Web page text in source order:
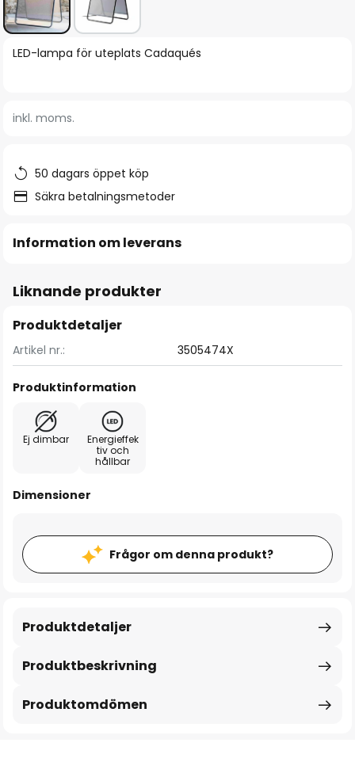
Hoppa
bildgalleriet
LED-lampa för uteplats Cadaqués
inkl. moms.
50 dagars öppet köp
Säkra betalningsmetoder
Information om leverans
Liknande produkter
Produktdetaljer
Artikel nr.: 3505474X
Produktinformation
Ej dimbar
Energieffek
tiv och
hållbar
Dimensioner
Frågor om denna produkt?
Produktbeskrivning
Produktdetaljer
Produktomdömen